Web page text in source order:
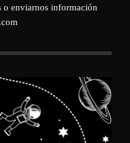
o enviarnos información